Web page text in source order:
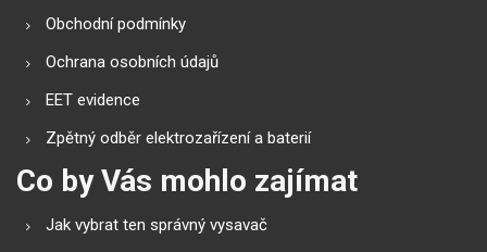
Obchodní podmínky
Ochrana osobních údajů
EET evidence
Zpětný odběr elektrozařízení a baterií
Co by Vás mohlo zajímat
Jak vybrat ten správný vysavač